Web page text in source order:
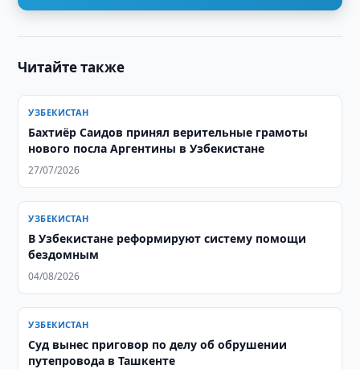
Читайте также
УЗБЕКИСТАН
Бахтиёр Саидов принял верительные грамоты
нового посла Аргентины в Узбекистане
27/07/2026
УЗБЕКИСТАН
В Узбекистане реформируют систему помощи
бездомным
04/08/2026
УЗБЕКИСТАН
Суд вынес приговор по делу об обрушении
путепровода в Ташкенте